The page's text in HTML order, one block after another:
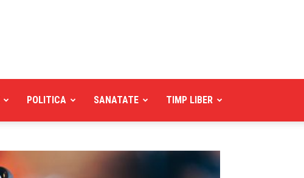
POLITICA SANATATE TIMP LIBER